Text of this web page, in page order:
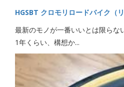
HGSBT クロモリロードバイク（
最新のモノが一番いいとは限らな
1年くらい、構想か...